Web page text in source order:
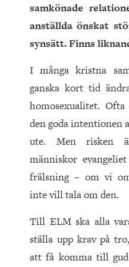
samkönade
anställda önskat
synsätt. Finns
I många kristna
ganska kort tid
homosexualitet.
den goda intentionen
ute. Men risken
människor
frälsning – om vi
inte vill tala om den.
Till ELM ska alla
ställa upp krav på
att få komma till